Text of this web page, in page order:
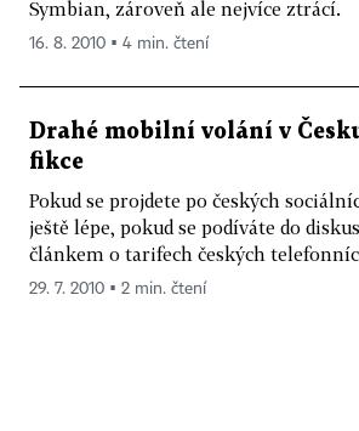
Symbian, zároveň ale nejvíce ztrácí.
16. 8. 2010 ▪ 4 min. čtení
Drahé mobilní volání v
fikce
Pokud se projdete po českých
ještě lépe, pokud se podíváte do
článkem o tarifech českých
29. 7. 2010 ▪ 2 min. čtení